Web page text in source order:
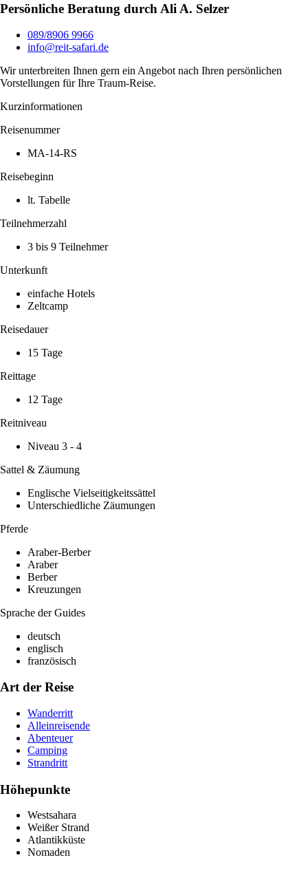
Persönliche Beratung durch Ali A. Selzer
089/8906 9966
info@reit-safari.de
Wir unterbreiten Ihnen gern ein Angebot nach Ihren persönlichen
Vorstellungen für Ihre Traum-Reise.
Kurzinformationen
Reisenummer
MA-14-RS
Reisebeginn
lt. Tabelle
Teilnehmerzahl
3 bis 9 Teilnehmer
Unterkunft
einfache Hotels
Zeltcamp
Reisedauer
15 Tage
Reittage
12 Tage
Reitniveau
Niveau 3 - 4
Sattel & Zäumung
Englische Vielseitigkeitssättel
Unterschiedliche Zäumungen
Pferde
Araber-Berber
Araber
Berber
Kreuzungen
Sprache der Guides
deutsch
englisch
französisch
Art der Reise
Wanderritt
Alleinreisende
Abenteuer
Camping
Strandritt
Höhepunkte
Westsahara
Weißer Strand
Atlantikküste
Nomaden